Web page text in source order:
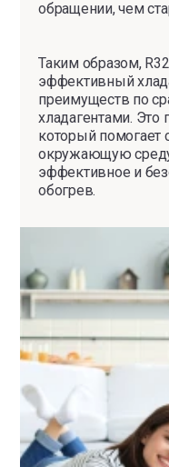
обращении, чем
Таким образом,
эффективный
преимуществ по
хладагентами.
который помогает
окружающую
эффективное и
обогрев.